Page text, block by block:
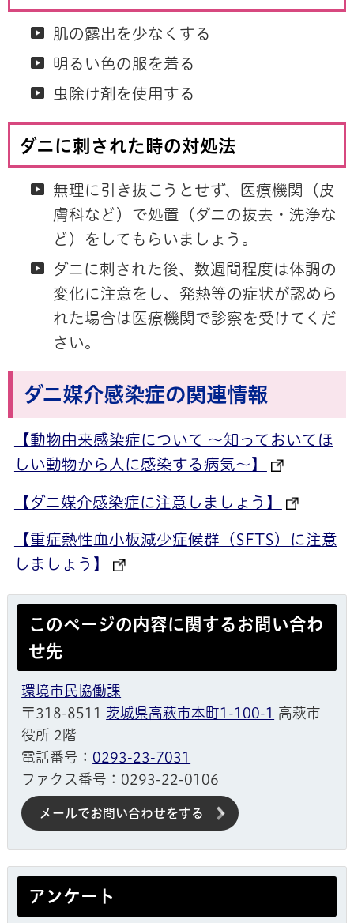
肌の露出を少なくする
明るい色の服を着る
虫除け剤を使用する
ダニに刺された時の対処法
無理に引き抜こうとせず、医療機関（皮
膚科など）で処置（ダニの抜去・洗浄な
ど）をしてもらいましょう。
ダニに刺された後、数週間程度は体調の
変化に注意をし、発熱等の症状が認めら
れた場合は医療機関で診察を受けてくだ
さい。
ダニ媒介感染症の関連情報
【動物由来感染症について ～知っておいてほ
しい動物から人に感染する病気～】
【ダニ媒介感染症に注意しましょう】
【重症熱性血小板減少症候群（SFTS）に注意
しましょう】
このページの内容に関するお問い合わ
せ先
環境市民協働課
〒318-8511 茨城県高萩市本町1-100-1
高萩市
役所 2階
電話番号： 0293-23-7031
ファクス番号：0293-22-0106
メールでお問い合わせをする
アンケート